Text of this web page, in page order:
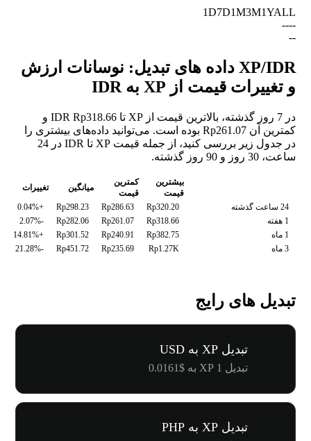
1D7D1M3M1YALL
--
--
--
XP/IDR داده های تبدیل: نوسانات ارزش
و تغییرات قیمت از XP به IDR
در 7 روز گذشته، بالاترین قیمت از XP تا IDR Rp318.66 و
کمترین آن Rp261.07 بوده است. می‌توانید داده‌های بیشتری را
در جدول زیر بررسی کنید، از جمله قیمت XP تا IDR در 24
ساعت، 30 روز و 90 روز گذشته.
بیشترین
قیمت
کمترین
قیمت
میانگین
تغییرات
24 ساعت گذشته
Rp320.20
Rp286.63
Rp298.23
+0.04%
1 هفته
Rp318.66
Rp261.07
Rp282.06
-2.07%
1 ماه
Rp382.75
Rp240.91
Rp301.52
+14.81%
3 ماه
Rp1.27K
Rp235.69
Rp451.72
-21.28%
تبدیل های رایج
تبدیل XP به USD
تبدیل 1 XP به $0.0161
تبدیل XP به PHP